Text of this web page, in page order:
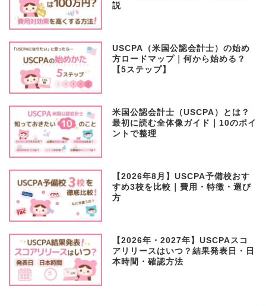
説
USCPA（米国公認会計士）の始め
方ロードマップ｜何から始める？
【5ステップ】
米国公認会計士（USCPA）とは？
最初に読む全体像ガイド｜10のポイ
ントで整理
【2026年8月】USCPA予備校おす
すめ3校を比較｜費用・特徴・選び
方
【2026年・2027年】USCPAスコ
アリリースはいつ？結果発表日・日
本時間・確認方法